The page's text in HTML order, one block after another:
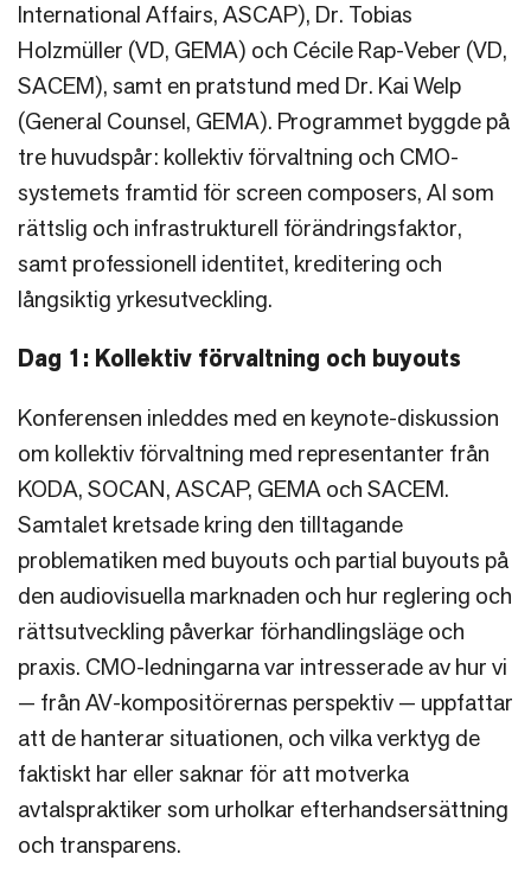
International Affairs, ASCAP), Dr. Tobias
Holzmüller (VD, GEMA) och Cécile Rap-Veber (VD,
SACEM), samt en pratstund med Dr. Kai Welp
(General Counsel, GEMA). Programmet byggde på
tre huvudspår: kollektiv förvaltning och CMO-
systemets framtid för screen composers, AI som
rättslig och infrastrukturell förändringsfaktor,
samt professionell identitet, kreditering och
långsiktig yrkesutveckling.
Dag 1: Kollektiv förvaltning och buyouts
Konferensen inleddes med en keynote-diskussion
om kollektiv förvaltning med representanter från
KODA, SOCAN, ASCAP, GEMA och SACEM.
Samtalet kretsade kring den tilltagande
problematiken med buyouts och partial buyouts på
den audiovisuella marknaden och hur reglering och
rättsutveckling påverkar förhandlingsläge och
praxis. CMO-ledningarna var intresserade av hur vi
— från AV-kompositörernas perspektiv — uppfattar
att de hanterar situationen, och vilka verktyg de
faktiskt har eller saknar för att motverka
avtalspraktiker som urholkar efterhandsersättning
och transparens.